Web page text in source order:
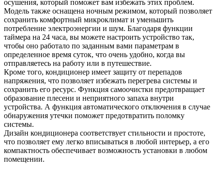
осушения, который поможет вам избежать этих проблем.
Модель также оснащена ночным режимом, который позволяет
сохранить комфортный микроклимат и уменьшить
потребление электроэнергии и шум. Благодаря функции
таймера на 24 часа, вы можете настроить устройство так,
чтобы оно работало по заданным вами параметрам в
определенное время суток, что очень удобно, когда вы
отправляетесь на работу или в путешествие.
Кроме того, кондиционер имеет защиту от перепадов
напряжения, что позволяет избежать перегрева системы и
сохранить его ресурс. Функция самоочистки предотвращает
образование плесени и неприятного запаха внутри
устройства. А функция автоматического отключения в случае
обнаружения утечки поможет предотвратить поломку
системы.
Дизайн кондиционера соответствует стильности и простоте,
что позволяет ему легко вписываться в любой интерьер, а его
компактность обеспечивает возможность установки в любом
помещении.